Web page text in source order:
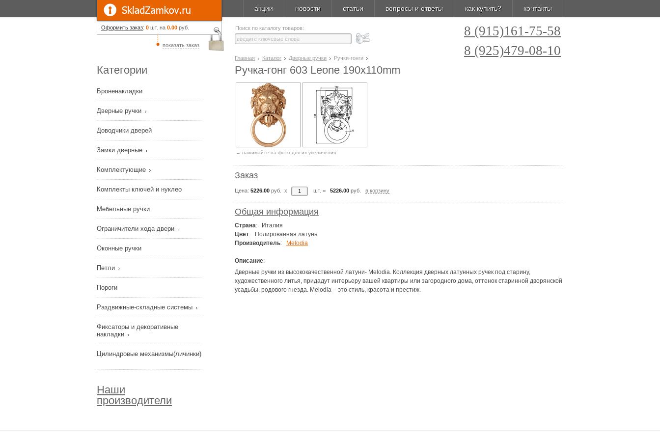
Оформить заказ: 0 шт. на 0.00 руб.
показать заказ
акции новости статьи вопросы и ответы как купить? контакты
Поиск по каталогу товаров:
8 (915)161-75-58
8 (925)479-08-10
Категории
Броненакладки
Дверные ручки
Доводчики дверей
Замки дверные
Комплектующие
Комплекты ключей и нуклео
Мебельные ручки
Ограничители хода двери
Оконные ручки
Петли
Пороги
Раздвижные-складные системы
Фиксаторы и декоративные
накладки
Цилиндровые механизмы(личинки)
Наши
производители
Главная Каталог Дверные ручки Ручки-гонги
Ручка-гонг 603 Leone 190x110mm
→ нажимайте на фото для их увеличения
Заказ
Цена: 5226.00 руб. x шт. = 5226.00 руб. в корзину
Общая информация
Страна: Италия
Цвет: Полированная латунь
Производитель: Melodia
Описание:
Дверные ручки из высококачественной латуни- Melodia. Коллекция дверных латунных ручек под старину,
художественного литья, придадут интерьеру вашей квартиры или загородного дома, оттенок старинной дворянской
усадьбы, родового гнезда. Melodia – это стиль, красота и престиж.